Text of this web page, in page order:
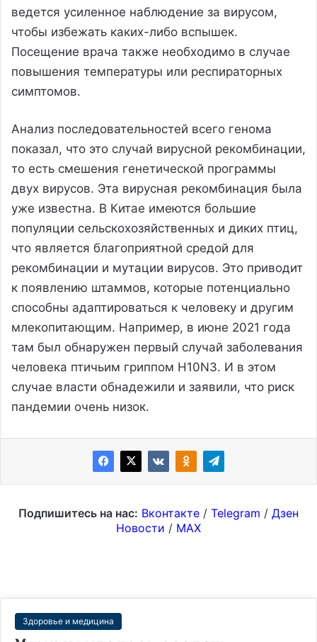
ведется усиленное наблюдение за вирусом,
чтобы избежать каких-либо вспышек.
Посещение врача также необходимо в случае
повышения температуры или респираторных
симптомов.
Анализ последовательностей всего генома
показал, что это случай вирусной рекомбинации,
то есть смешения генетической программы
двух вирусов. Эта вирусная рекомбинация была
уже известна. В Китае имеются большие
популяции сельскохозяйственных и диких птиц,
что является благоприятной средой для
рекомбинации и мутации вирусов. Это приводит
к появлению штаммов, которые потенциально
способны адаптироваться к человеку и другим
млекопитающим. Например, в июне 2021 года
там был обнаружен первый случай заболевания
человека птичьим гриппом H10N3. И в этом
случае власти обнадежили и заявили, что риск
пандемии очень низок.
Подпишитесь на нас: Вконтакте / Telegram / Дзен
Новости / MAX